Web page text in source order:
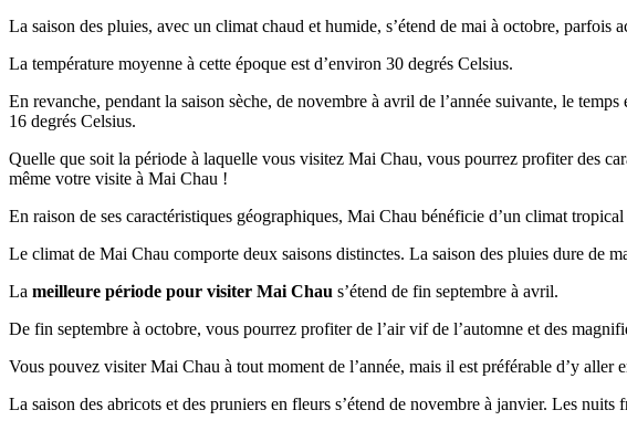
La saison des pluies, avec un climat chaud et humide, s’étend de mai à octobre, parfois
La température moyenne à cette époque est d’environ 30 degrés Celsius.
En revanche, pendant la saison sèche, de novembre à avril de l’année suivante, le
16 degrés Celsius.
Quelle que soit la période à laquelle vous visitez Mai Chau, vous pourrez profiter des
même votre visite à Mai Chau !
En raison de ses caractéristiques géographiques, Mai Chau bénéficie d’un climat
Le climat de Mai Chau comporte deux saisons distinctes. La saison des pluies dure de
La meilleure période pour visiter Mai Chau s’étend de fin septembre à avril.
De fin septembre à octobre, vous pourrez profiter de l’air vif de l’automne et des
Vous pouvez visiter Mai Chau à tout moment de l’année, mais il est préférable d’y aller
La saison des abricots et des pruniers en fleurs s’étend de novembre à janvier. Les